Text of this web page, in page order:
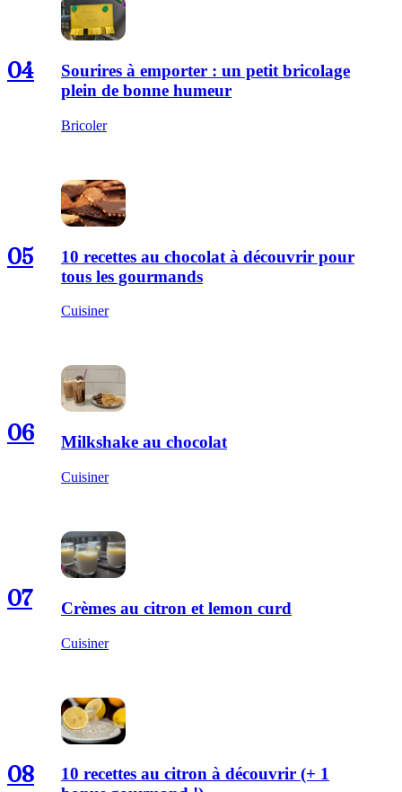
04
Sourires à emporter : un petit bricolage
plein de bonne humeur
Bricoler
05
10 recettes au chocolat à découvrir pour
tous les gourmands
Cuisiner
06 Milkshake au chocolat
Cuisiner
07 Crèmes au citron et lemon curd
Cuisiner
08
10 recettes au citron à découvrir (+ 1